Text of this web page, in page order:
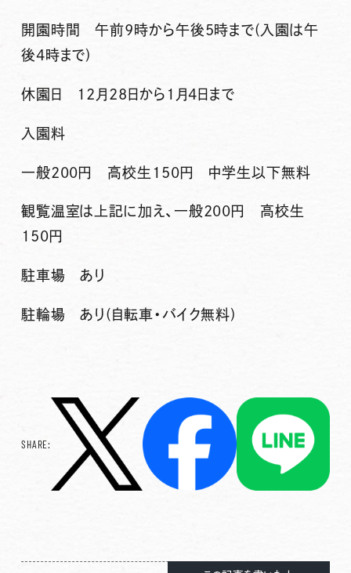
開園時間 午前9時から午後5時まで(入園は午
後4時まで)
休園日 12月28日から1月4日まで
入園料
一般200円 高校生150円 中学生以下無料
観覧温室は上記に加え、一般200円 高校生
150円
駐車場 あり
駐輪場 あり(自転車・バイク無料)
SHARE: